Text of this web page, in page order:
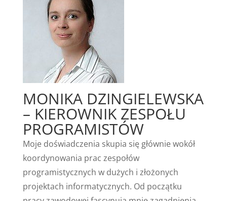
MONIKA DZINGIELEWSKA
– KIEROWNIK ZESPOŁU
PROGRAMISTÓW
Moje doświadczenia skupia się głównie wokół
koordynowania prac zespołów
programistycznych w dużych i złożonych
projektach informatycznych. Od początku